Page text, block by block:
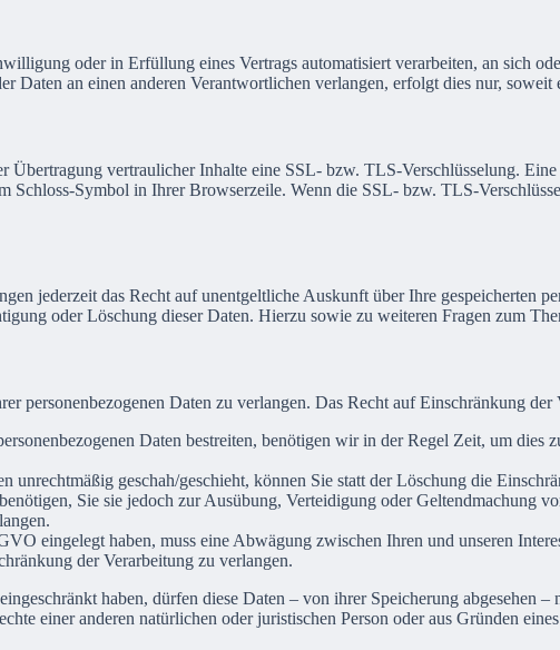
oder in Erfüllung eines Vertrags automatisiert verarbeiten, an sich
Daten an einen anderen Verantwortlichen verlangen, erfolgt dies nur, soweit
Übertragung vertraulicher Inhalte eine SSL- bzw. TLS-Verschlüsselung.
Schloss-Symbol in Ihrer Browserzeile. Wenn die SSL- bzw. TLS-
jederzeit das Recht auf unentgeltliche Auskunft über Ihre gespeicherten
oder Löschung dieser Daten. Hierzu sowie zu weiteren Fragen zum
personenbezogenen Daten zu verlangen. Das Recht auf Einschränkung
Daten bestreiten, benötigen wir in der Regel Zeit, um dies
unrechtmäßig geschah/geschieht, können Sie statt der Löschung die
Sie sie jedoch zur Ausübung, Verteidigung oder Geltendmachung
eingelegt haben, muss eine Abwägung zwischen Ihren und unseren
der Verarbeitung zu verlangen.
haben, dürfen diese Daten – von ihrer Speicherung
einer anderen natürlichen oder juristischen Person oder aus Gründen